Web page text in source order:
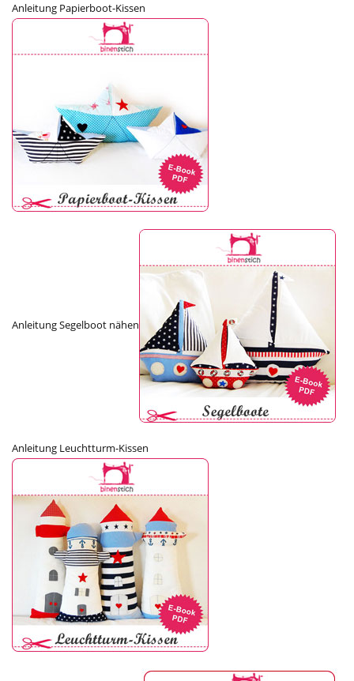
Anleitung Papierboot-Kissen
Anleitung Segelboot nähen
Anleitung Leuchtturm-Kissen